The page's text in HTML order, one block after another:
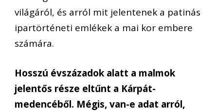
világáról, és arról mit jelentenek a patinás
ipartörténeti emlékek a mai kor embere
számára.
Hosszú évszázadok alatt a malmok
jelentős része eltűnt a Kárpát-
medencéből. Mégis, van-e adat arról,